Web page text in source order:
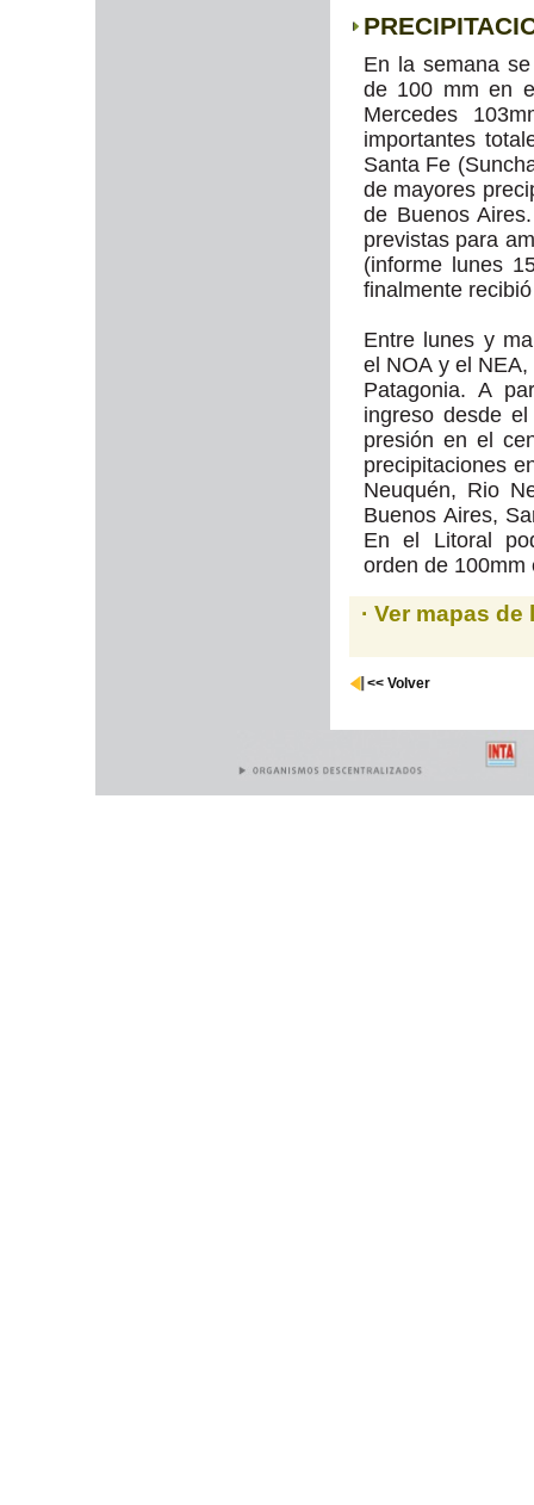
En la semana
de 100 mm en
Mercedes
importantes
Santa Fe
de mayores
de Buenos
previstas para
(informe lunes
finalmente
Entre lunes y
el NOA y el
Patagonia. A
ingreso desde
presión en el
precipitaciones
Neuquén, Rio
Buenos Aires,
En el Litoral
orden de 100mm
· Ver mapas
<< Volver